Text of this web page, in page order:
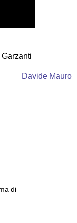
Davide Mauro
di